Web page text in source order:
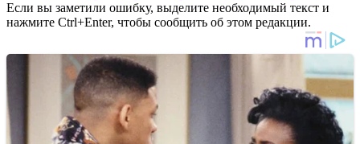
Если вы заметили ошибку, выделите необходимый текст и
нажмите Ctrl+Enter, чтобы сообщить об этом редакции.